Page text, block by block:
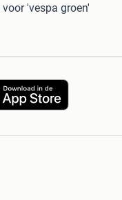
voor 'vespa groen'